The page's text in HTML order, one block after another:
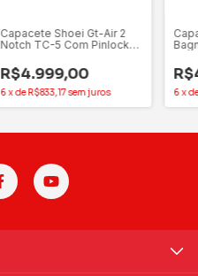
Capacete Shoei Gt-Air 2
Notch TC-5 Com Pinlock
61-62)
R$4.999,00
6xde R$833,17sem juros 6x